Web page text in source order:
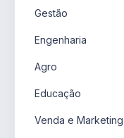
Gestão
Engenharia
Agro
Educação
Venda e Marketing